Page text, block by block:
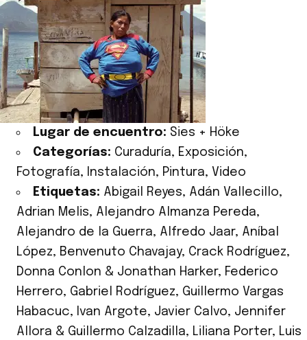
Lugar de encuentro: Sies + Höke
Categorías: Curaduría, Exposición,
Fotografía, Instalación, Pintura, Video
Etiquetas: Abigail Reyes, Adán Vallecillo,
Adrian Melis, Alejandro Almanza Pereda,
Alejandro de la Guerra, Alfredo Jaar, Aníbal
López, Benvenuto Chavajay, Crack Rodríguez,
Donna Conlon & Jonathan Harker, Federico
Herrero, Gabriel Rodríguez, Guillermo Vargas
Habacuc, Ivan Argote, Javier Calvo, Jennifer
Allora & Guillermo Calzadilla, Liliana Porter, Luis